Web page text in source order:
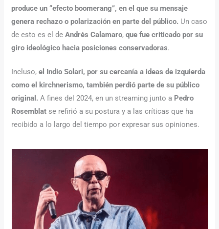
produce un “efecto boomerang”, en el que su mensaje
genera rechazo o polarización en parte del público. Un caso
de esto es el deAndrés Calamaro,que fue criticado por su
giro ideológico hacia posiciones conservadoras.
Incluso,el Indio Solari, por su cercanía a ideas de izquierda
como el kirchnerismo, también perdió parte de su público
original.A fines del 2024, en un streaming junto a Pedro
Rosemblat se refirió a su postura y a las críticas que ha
recibido a lo largo del tiempo por expresar sus opiniones.